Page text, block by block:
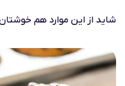
شاید از این موارد هم خوشتان